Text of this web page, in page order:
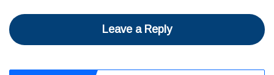
Leave a Reply